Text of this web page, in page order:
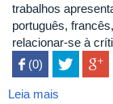
trabalhos
português,
relacionar-se à
 (0)
Leia mais